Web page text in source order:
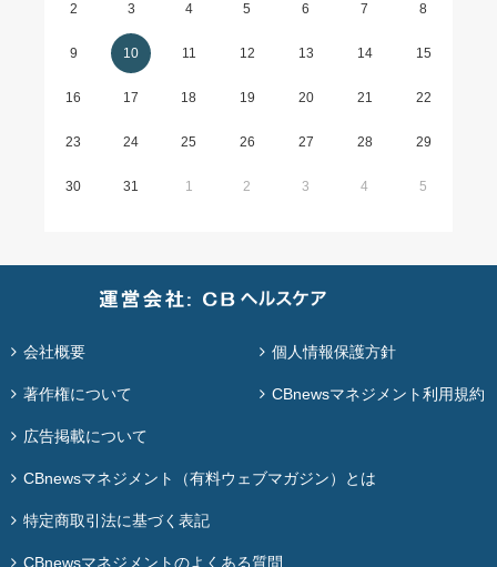
2 3 4 5 6 7 8
9 10 11 12 13 14 15
16 17 18 19 20 21 22
23 24 25 26 27 28 29
30 31 1 2 3 4 5
会社概要 個人情報保護方針
著作権について CBnewsマネジメント利用規約
広告掲載について
CBnewsマネジメント（有料ウェブマガジン）とは
特定商取引法に基づく表記
CBnewsマネジメントのよくある質問